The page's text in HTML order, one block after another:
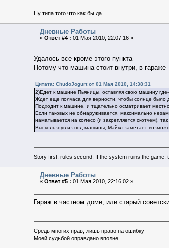
Ну типа того что как бы да...
Дневные Работы
«Ответ #4 : 01 Мая 2010, 22:07:16 »
Удалось все кроме этого пункта
Потому что машина стоит внутри, в гараже
Цитата: ChudoJogurt от 01 Мая 2010, 14:38:31
2)Едет к машине Пьяницы, оставляя свою машину
Ждет еще полчаса для верности, чтобы солнце было
Подходит к машине, и тщательно осматривает
Если таковых не обнаруживается, максимально
наматывается на колесо (и закрепляется скотчем),
Выскользнув из под машины, Майкл заметает
Story first, rules second. If the system ruins the game,
Дневные Работы
«Ответ #5 : 01 Мая 2010, 22:16:02 »
Гараж в частном доме, или старый
Средь многих прав, лишь право на ошибку
Моей судьбой оправдано вполне.